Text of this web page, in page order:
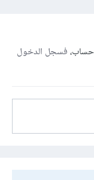
حساب،فسجل الدخول